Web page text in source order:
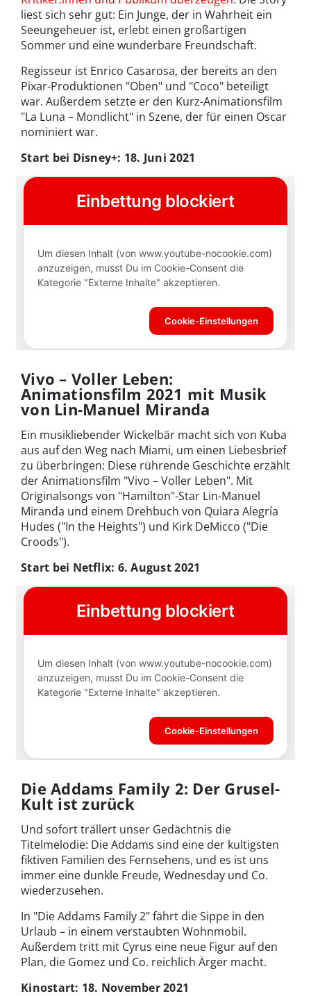
liest sich sehr gut: Ein Junge, der in Wahrheit ein
Seeungeheuer ist, erlebt einen großartigen
Sommer und eine wunderbare Freundschaft.
Regisseur ist Enrico Casarosa, der bereits an den
Pixar-Produktionen "Oben" und "Coco" beteiligt
war. Außerdem setzte er den Kurz-Animationsfilm
"La Luna – Mondlicht" in Szene, der für einen Oscar
nominiert war.
Start bei Disney+: 18. Juni 2021
Vivo – Voller Leben:
Animationsfilm 2021 mit Musik
von Lin-Manuel Miranda
Ein musikliebender Wickelbär macht sich von Kuba
aus auf den Weg nach Miami, um einen Liebesbrief
zu überbringen: Diese rührende Geschichte erzählt
der Animationsfilm "Vivo – Voller Leben". Mit
Originalsongs von "Hamilton"-Star Lin-Manuel
Miranda und einem Drehbuch von Quiara Alegría
Hudes ("In the Heights") und Kirk DeMicco ("Die
Croods").
Start bei Netflix: 6. August 2021
Die Addams Family 2: Der Grusel-
Kult ist zurück
Und sofort trällert unser Gedächtnis die
Titelmelodie: Die Addams sind eine der kultigsten
fiktiven Familien des Fernsehens, und es ist uns
immer eine dunkle Freude, Wednesday und Co.
wiederzusehen.
In "Die Addams Family 2" fährt die Sippe in den
Urlaub – in einem verstaubten Wohnmobil.
Außerdem tritt mit Cyrus eine neue Figur auf den
Plan, die Gomez und Co. reichlich Ärger macht.
Kinostart: 18. November 2021